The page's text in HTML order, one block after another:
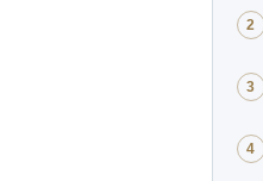
2
3
4